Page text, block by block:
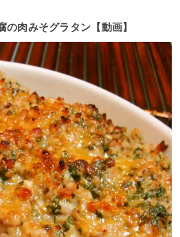
の肉みそグラタン【動画】